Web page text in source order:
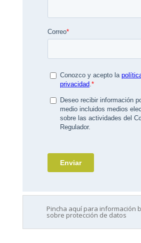
Pincha aquí para información
sobre protección de datos